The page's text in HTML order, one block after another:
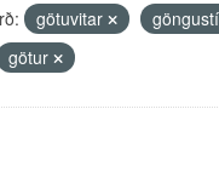
götuvitar
götur